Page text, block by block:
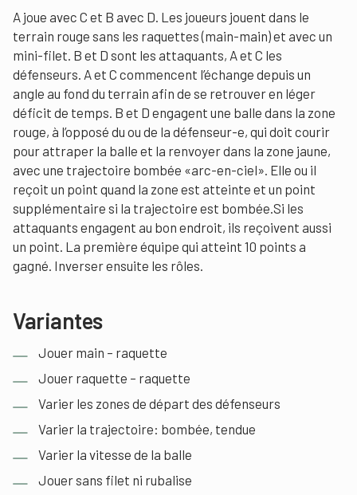
A joue avec C et B avec D. Les joueurs jouent dans le
terrain rouge sans les raquettes (main-main) et avec un
mini-filet. B et D sont les attaquants, A et C les
défenseurs. A et C commencent l’échange depuis un
angle au fond du terrain afin de se retrouver en léger
déficit de temps. B et D engagent une balle dans la zone
rouge, à l’opposé du ou de la défenseur-e, qui doit courir
pour attraper la balle et la renvoyer dans la zone jaune,
avec une trajectoire bombée «arc-en-ciel». Elle ou il
reçoit un point quand la zone est atteinte et un point
supplémentaire si la trajectoire est bombée.Si les
attaquants engagent au bon endroit, ils reçoivent aussi
un point. La première équipe qui atteint 10 points a
gagné. Inverser ensuite les rôles.
Variantes
Jouer main – raquette
Jouer raquette – raquette
Varier les zones de départ des défenseurs
Varier la trajectoire: bombée, tendue
Varier la vitesse de la balle
Jouer sans filet ni rubalise